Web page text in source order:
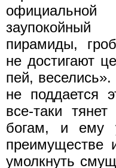
заупокойный
пирамиды,
не достигают
пей,
не поддается
все-таки
богам, и ему
преимуществе
умолкнуть